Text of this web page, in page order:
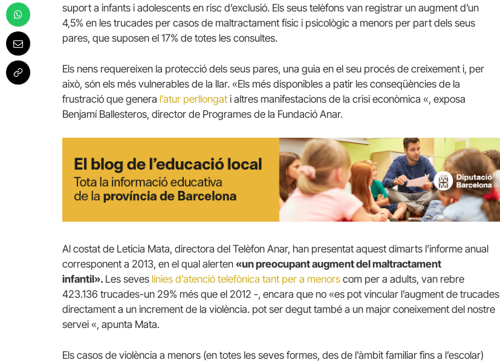
suport a infants i adolescents en risc d’exclusió. Els seus telèfons van registrar un augment d’un
4,5% en les trucades per casos de maltractament físic i psicològic a menors per part dels seus
pares, que suposen el 17% de totes les consultes.
Els nens requereixen la protecció dels seus pares, una guia en el seu procés de creixement i, per
això, són els més vulnerables de la llar. «Els més disponibles a patir les conseqüències de la
frustració que genera l’atur perllongat i altres manifestacions de la crisi econòmica «, exposa
Benjamí Ballesteros, director de Programes de la Fundació Anar.
Al costat de Leticia Mata, directora del Telèfon Anar, han presentat aquest dimarts l’informe anual
corresponent a 2013, en el qual alerten «un preocupant augment del maltractament
infantil». Les seves línies d’atenció telefònica tant per a menors com per a adults, van rebre
423.136 trucades-un 29% més que el 2012 -, encara que no «es pot vincular l’augment de trucades
directament a un increment de la violència. pot ser degut també a un major coneixement del nostre
servei «, apunta Mata.
Els casos de violència a menors (en totes les seves formes, des de l’àmbit familiar fins a l’escolar)